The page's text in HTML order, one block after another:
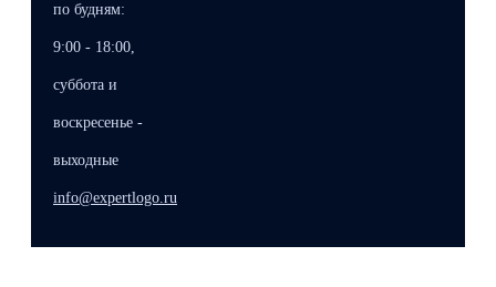
по будням:
9:00 - 18:00,
суббота и
воскресенье -
выходные
info@expertlogo.ru